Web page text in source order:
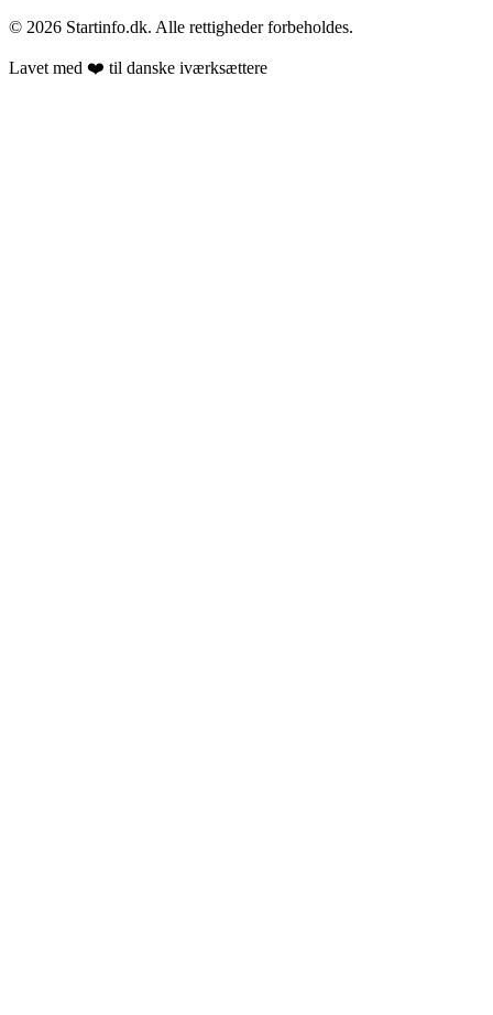
© 2026 Startinfo.dk. Alle rettigheder forbeholdes.
Lavet med ❤️ til danske iværksættere